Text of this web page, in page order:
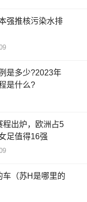
强推核污染水排
是多少?2023年
是什么?
程出炉，欧洲占5
足值得16强
车（苏H是哪里的